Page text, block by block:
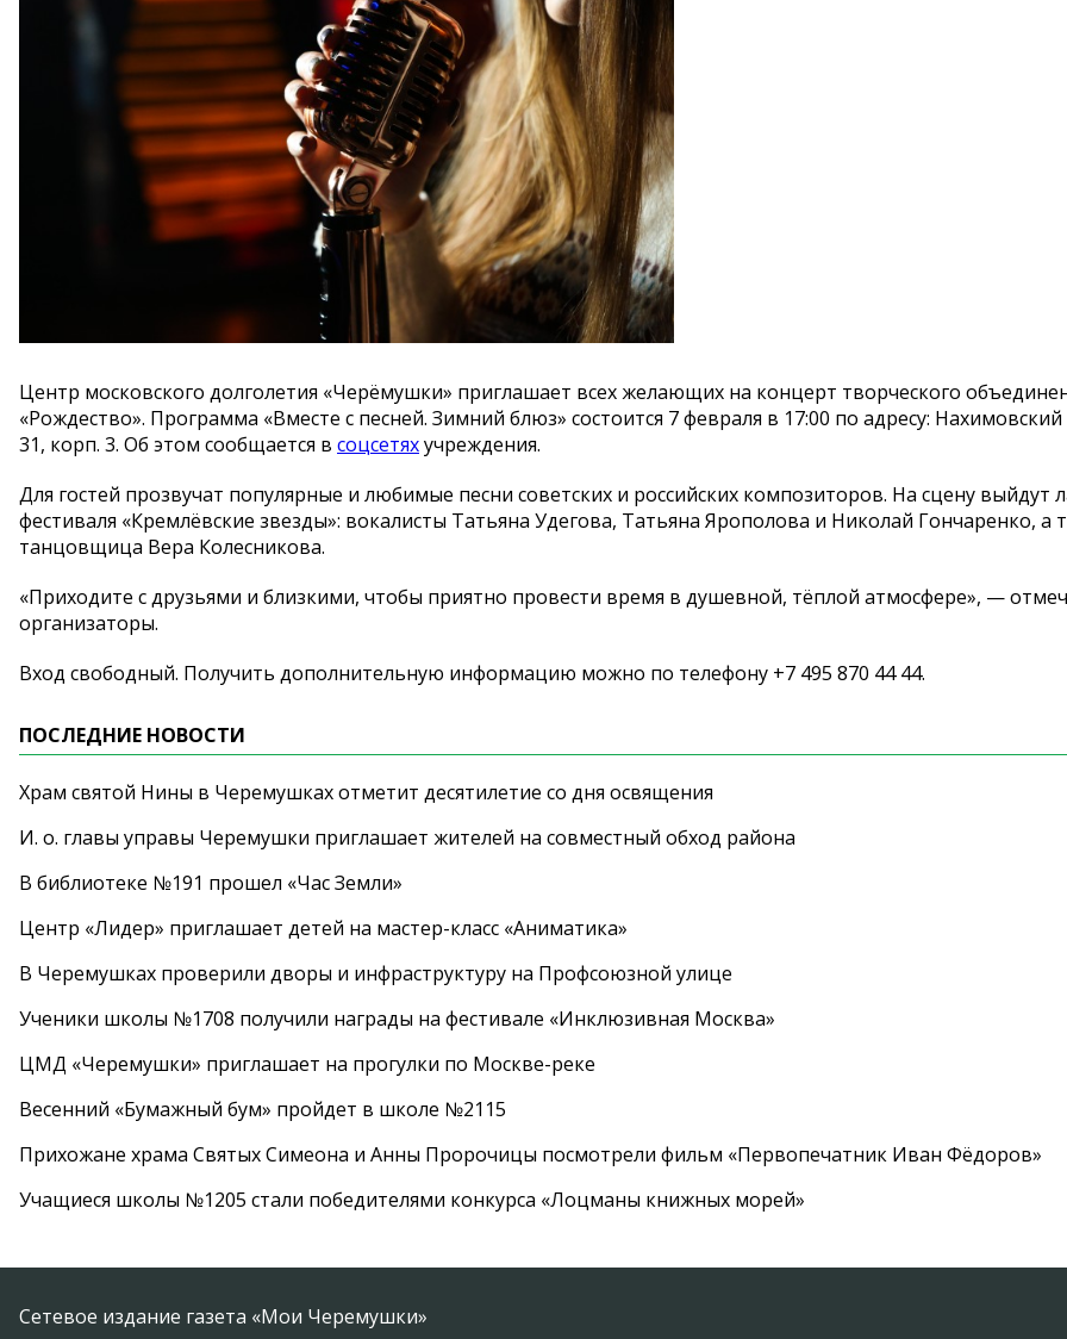
Центр московского долголетия «Черёмушки» приглашает всех желающих на концерт творческого
«Рождество». Программа «Вместе с песней. Зимний блюз» состоится 7 февраля в 17:00 по адресу:
31, корп. 3. Об этом сообщается в соцсетяхучреждения.
Для гостей прозвучат популярные и любимые песни советских и российских композиторов. На сцену выйдут
фестиваля «Кремлёвские звезды»: вокалисты Татьяна Удегова, Татьяна Ярополова и Николай Гончаренко, а
танцовщица Вера Колесникова.
«Приходите сдрузьями и близкими, чтобы приятно провести время в душевной, тёплой атмосфере», —
организаторы.
Вход свободный. Получить дополнительную информацию можно по телефону +7 495 870 44 44.
ПОСЛЕДНИЕ НОВОСТИ
Храм святой Нины в Черемушках отметит десятилетие со дня освящения
И. о. главы управы Черемушки приглашает жителей на совместный обход района
В библиотеке №191 прошел «Час Земли»
Центр «Лидер» приглашает детей на мастер-класс «Аниматика»
В Черемушках проверили дворы и инфраструктуру на Профсоюзной улице
Ученики школы №1708 получили награды на фестивале «Инклюзивная Москва»
ЦМД «Черемушки» приглашает на прогулки по Москве-реке
Весенний «Бумажный бум» пройдет в школе №2115
Прихожане храма Святых Симеона и Анны Пророчицы посмотрели фильм «Первопечатник Иван Фёдоров»
Учащиеся школы №1205 стали победителями конкурса «Лоцманы книжных морей»
Сетевое издание газета «Мои Черемушки»